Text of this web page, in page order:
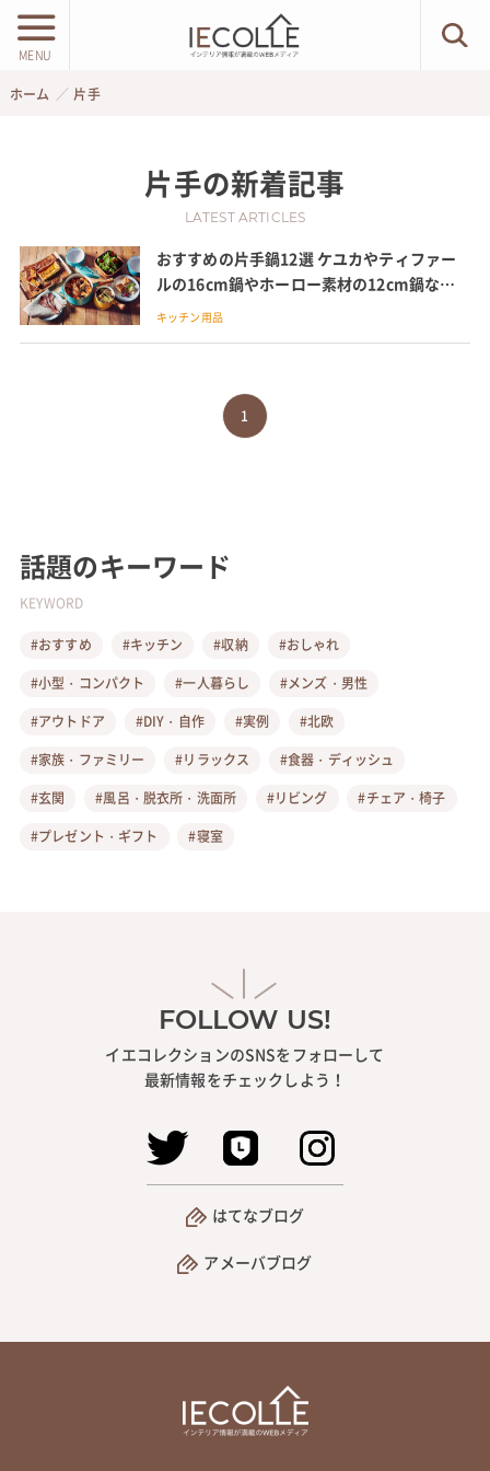
MENU
ホーム 片手
片手の新着記事
LATEST ARTICLES
おすすめの片手鍋12選 ケユカやティファー
ルの16cm鍋やホーロー素材の12cm鍋など
便利でかわいい鍋を紹介
キッチン用品
1
話題のキーワード
KEYWORD
#おすすめ #キッチン #収納
#おしゃれ
#小型・コンパクト
#一人暮らし
#メンズ・男性
#アウトドア
#DIY・自作 #実例
#北欧
#家族・ファミリー
#リラックス
#食器・ディッシュ
#玄関
#風呂・脱衣所・洗面所 #リビング
#チェア・椅子
#プレゼント・ギフト
#寝室
FOLLOW US!
イエコレクションのSNSをフォローして
最新情報をチェックしよう！
はてなブログ
アメーバブログ